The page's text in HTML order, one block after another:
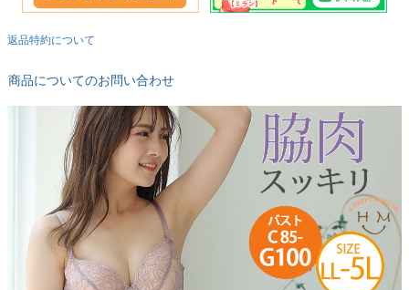
返品特約について
商品についてのお問い合わせ